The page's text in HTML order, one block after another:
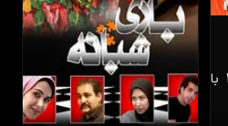
ویژه برنامه نوروز سال 1388 با